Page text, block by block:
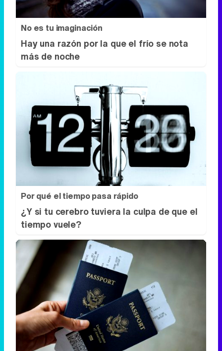
Por qué el tiempo pasa rápido
¿Y si tu cerebro tuviera la culpa de que el
tiempo vuele?
¿El tuyo está en la lista?
Top pasaportes que te dejan viajar sin
visado